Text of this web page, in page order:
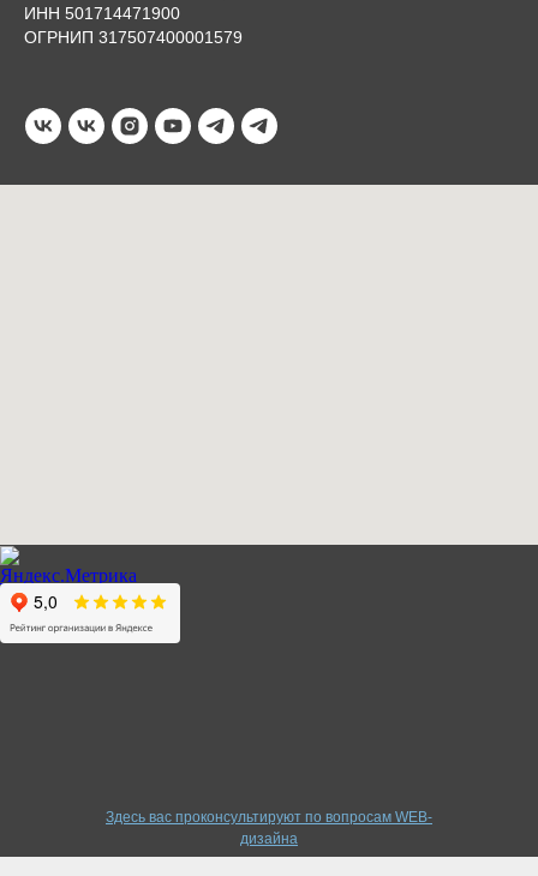
ИНН 501714471900
ОГРНИП 317507400001579
Здесь вас проконсультируют по вопросам WEB-
дизайна